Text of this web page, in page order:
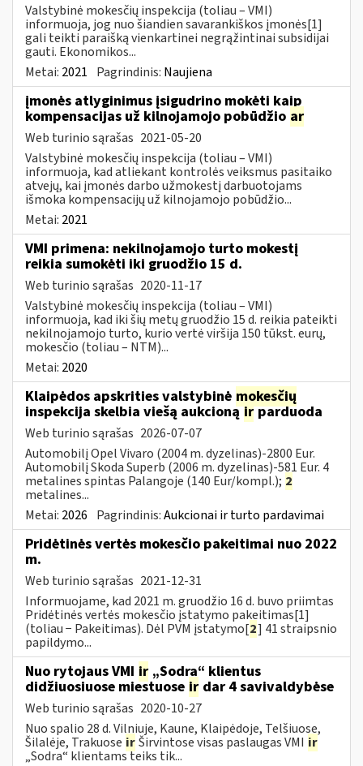
Valstybinė mokesčių inspekcija (toliau – VMI)
informuoja, jog nuo šiandien savarankiškos įmonės[1]
gali teikti paraišką vienkartinei negrąžintinai subsidijai
gauti. Ekonomikos...
Metai: 2021 Pagrindinis: Naujiena
įmonės atlyginimus įsigudrino mokėti kaip
kompensacijas už kilnojamojo pobūdžio ar
Web turinio sąrašas 2021-05-20
Valstybinė mokesčių inspekcija (toliau – VMI)
informuoja, kad atliekant kontrolės veiksmus pasitaiko
atvejų, kai įmonės darbo užmokestį darbuotojams
išmoka kompensacijų už kilnojamojo pobūdžio...
Metai: 2021
VMI primena: nekilnojamojo turto mokestį
reikia sumokėti iki gruodžio 15 d.
Web turinio sąrašas 2020-11-17
Valstybinė mokesčių inspekcija (toliau – VMI)
informuoja, kad iki šių metų gruodžio 15 d. reikia pateikti
nekilnojamojo turto, kurio vertė viršija 150 tūkst. eurų,
mokesčio (toliau – NTM)...
Metai: 2020
Klaipėdos apskrities valstybinė mokesčių
inspekcija skelbia viešą aukcionąirparduoda
Web turinio sąrašas 2026-07-07
Automobilį Opel Vivaro (2004 m. dyzelinas)-2800 Eur.
Automobilį Skoda Superb (2006 m. dyzelinas)-581 Eur. 4
metalines spintas Palangoje (140 Eur/kompl.); 2
metalines...
Metai: 2026 Pagrindinis:Aukcionai ir turto pardavimai
Pridėtinės vertės mokesčio pakeitimai nuo 2022
m.
Web turinio sąrašas 2021-12-31
Informuojame, kad 2021 m. gruodžio 16 d. buvo priimtas
Pridėtinės vertės mokesčio įstatymo pakeitimas[1]
(toliau − Pakeitimas). Dėl PVM įstatymo[2] 41 straipsnio
papildymo...
Nuo rytojaus VMI ir „Sodra“ klientus
didžiuosiuose miestuose ir dar 4 savivaldybėse
Web turinio sąrašas 2020-10-27
Nuo spalio 28 d. Vilniuje, Kaune, Klaipėdoje, Telšiuose,
Šilalėje, Trakuose irŠirvintose visas paslaugas VMI ir
„Sodra“ klientams teiks tik...